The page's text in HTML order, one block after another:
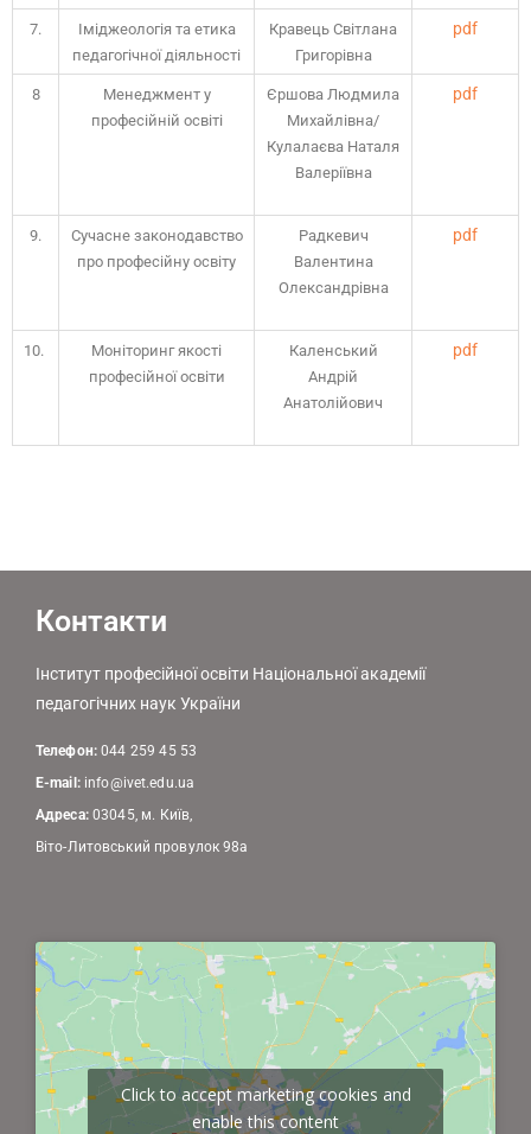
7.
Іміджеологія та етика
педагогічної діяльності
Кравець Світлана
Григорівна
pdf
8
Менеджмент у
професійній освіті
Єршова Людмила
Михайлівна/
Кулалаєва Наталя
Валеріївна
pdf
9.
Сучасне законодавство
про професійну освіту
Радкевич
Валентина
Олександрівна
pdf
10.
Моніторинг якості
професійної освіти
Каленський
Андрій
Анатолійович
pdf
Контакти
Інститут професійної освіти Національної академії
педагогічних наук України
Телефон:044 259 45 53
E-mail: info@ivet.edu.ua
Адреса:03045, м. Київ,
Віто-Литовський провулок 98а
Click to accept marketing cookies and
enable this content